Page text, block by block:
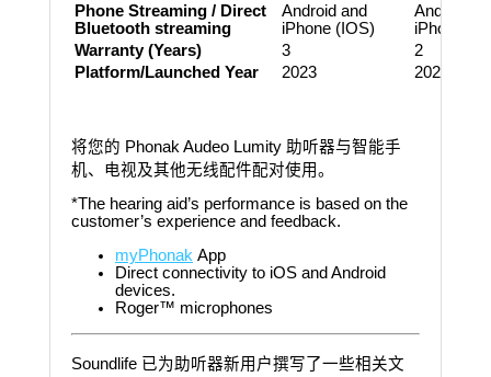
Phone Streaming / Direct
Bluetooth streaming
Android and
iPhone (IOS)
Android
iPhone
Warranty (Years)
3
2
Platform/Launched Year
2023 2023
将您的 Phonak Audeo Lumity 助听器与智能手
机、电视及其他无线配件配对使用。
*The hearing aid’s performance is based on the
customer’s experience and feedback.
myPhonak App
Direct connectivity to iOS and Android
devices.
Roger™ microphones
Soundlife 已为助听器新用户撰写了一些相关文